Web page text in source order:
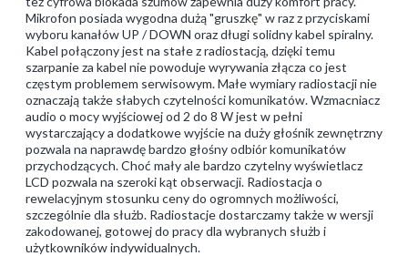
Mikrofon posiada wygodna dużą "gruszkę" w raz z przyciskami
wyboru kanałów UP / DOWN oraz długi solidny kabel spiralny.
Kabel połączony jest na stałe z radiostacją, dzięki temu
szarpanie za kabel nie powoduje wyrywania złącza co jest
częstym problemem serwisowym. Małe wymiary radiostacji nie
oznaczają także słabych czytelności komunikatów. Wzmacniacz
audio o mocy wyjściowej od 2 do 8 W jest w pełni
wystarczający a dodatkowe wyjście na duży głośnik zewnętrzny
pozwala na naprawdę bardzo głośny odbiór komunikatów
przychodzących. Choć mały ale bardzo czytelny wyświetlacz
LCD pozwala na szeroki kąt obserwacji. Radiostacja o
rewelacyjnym stosunku ceny do ogromnych możliwości,
szczególnie dla służb. Radiostacje dostarczamy także w wersji
zakodowanej, gotowej do pracy dla wybranych służb i
użytkowników indywidualnych.